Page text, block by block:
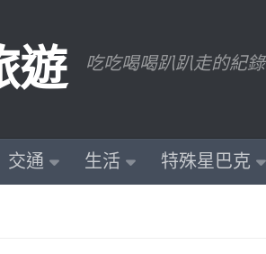
遊 吃吃喝喝趴趴走的紀錄
交通 生活 特殊星巴克